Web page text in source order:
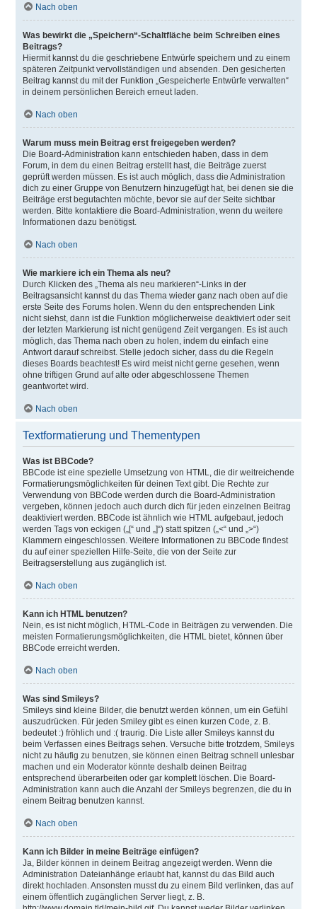
Nach oben
Was bewirkt die „Speichern“-Schaltfläche beim Schreiben eines
Beitrags?
Hiermit kannst du die geschriebene Entwürfe speichern und zu einem
späteren Zeitpunkt vervollständigen und absenden. Den gesicherten
Beitrag kannst du mit der Funktion „Gespeicherte Entwürfe verwalten“
in deinem persönlichen Bereich erneut laden.
Nach oben
Warum muss mein Beitrag erst freigegeben werden?
Die Board-Administration kann entschieden haben, dass in dem
Forum, in dem du einen Beitrag erstellt hast, die Beiträge zuerst
geprüft werden müssen. Es ist auch möglich, dass die Administration
dich zu einer Gruppe von Benutzern hinzugefügt hat, bei denen sie die
Beiträge erst begutachten möchte, bevor sie auf der Seite sichtbar
werden. Bitte kontaktiere die Board-Administration, wenn du weitere
Informationen dazu benötigst.
Nach oben
Wie markiere ich ein Thema als neu?
Durch Klicken des „Thema als neu markieren“-Links in der
Beitragsansicht kannst du das Thema wieder ganz nach oben auf die
erste Seite des Forums holen. Wenn du den entsprechenden Link
nicht siehst, dann ist die Funktion möglicherweise deaktiviert oder seit
der letzten Markierung ist nicht genügend Zeit vergangen. Es ist auch
möglich, das Thema nach oben zu holen, indem du einfach eine
Antwort darauf schreibst. Stelle jedoch sicher, dass du die Regeln
dieses Boards beachtest! Es wird meist nicht gerne gesehen, wenn
ohne triftigen Grund auf alte oder abgeschlossene Themen
geantwortet wird.
Nach oben
Textformatierung und Thementypen
Was ist BBCode?
BBCode ist eine spezielle Umsetzung von HTML, die dir weitreichende
Formatierungsmöglichkeiten für deinen Text gibt. Die Rechte zur
Verwendung von BBCode werden durch die Board-Administration
vergeben, können jedoch auch durch dich für jeden einzelnen Beitrag
deaktiviert werden. BBCode ist ähnlich wie HTML aufgebaut, jedoch
werden Tags von eckigen („[“ und „]“) statt spitzen („<“ und „>“)
Klammern eingeschlossen. Weitere Informationen zu BBCode findest
du auf einer speziellen Hilfe-Seite, die von der Seite zur
Beitragserstellung aus zugänglich ist.
Nach oben
Kann ich HTML benutzen?
Nein, es ist nicht möglich, HTML-Code in Beiträgen zu verwenden. Die
meisten Formatierungsmöglichkeiten, die HTML bietet, können über
BBCode erreicht werden.
Nach oben
Was sind Smileys?
Smileys sind kleine Bilder, die benutzt werden können, um ein Gefühl
auszudrücken. Für jeden Smiley gibt es einen kurzen Code, z. B.
bedeutet :) fröhlich und :( traurig. Die Liste aller Smileys kannst du
beim Verfassen eines Beitrags sehen. Versuche bitte trotzdem, Smileys
nicht zu häufig zu benutzen, sie können einen Beitrag schnell unlesbar
machen und ein Moderator könnte deshalb deinen Beitrag
entsprechend überarbeiten oder gar komplett löschen. Die Board-
Administration kann auch die Anzahl der Smileys begrenzen, die du in
einem Beitrag benutzen kannst.
Nach oben
Kann ich Bilder in meine Beiträge einfügen?
Ja, Bilder können in deinem Beitrag angezeigt werden. Wenn die
Administration Dateianhänge erlaubt hat, kannst du das Bild auch
direkt hochladen. Ansonsten musst du zu einem Bild verlinken, das auf
einem öffentlich zugänglichen Server liegt, z. B.